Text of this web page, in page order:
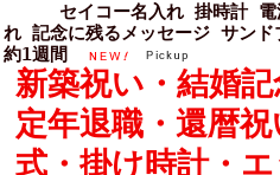
セイコー名入れ 掛時計 電
れ 記念に残るメッセージ サン
約1週間
新築祝い・結婚
定年退職・還暦
式・掛け時計・